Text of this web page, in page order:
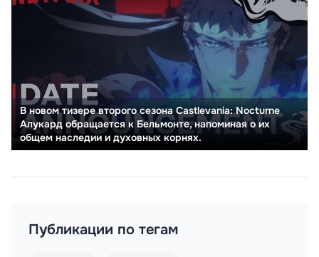
В новом тизере второго сезона Castlevania: Nocturne
Алукард обращается к Бельмонте, напоминая о их
общем наследии и духовных корнях.
Публикации по тегам